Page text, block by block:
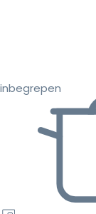
inbegrepen